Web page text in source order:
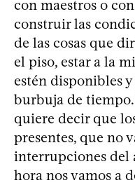
con maestros o
construir las
de las cosas que
el piso, estar a la
estén disponibles
burbuja de
quiere decir que
presentes, que no
interrupciones del
hora nos vamos a